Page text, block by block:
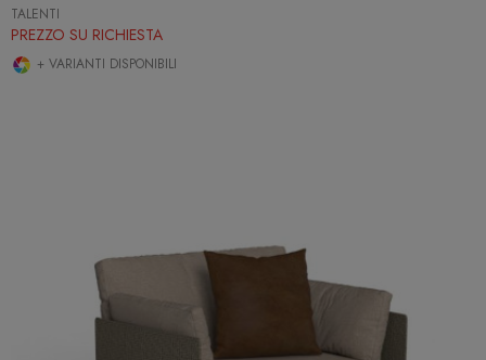
TALENTI
PREZZO SU RICHIESTA
+ VARIANTI DISPONIBILI